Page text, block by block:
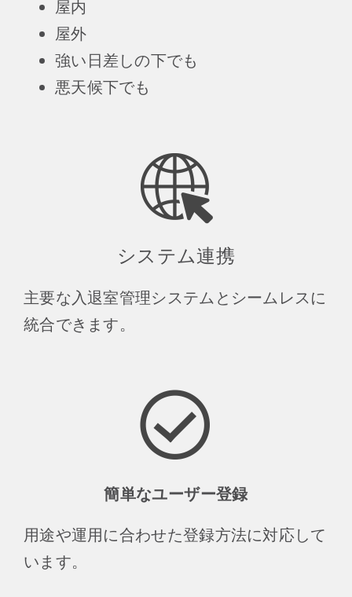
屋内
屋外
強い日差しの下でも
悪天候下でも
システム連携
主要な入退室管理システムとシームレスに
統合できます。
簡単なユーザー登録
用途や運用に合わせた登録方法に対応して
います。